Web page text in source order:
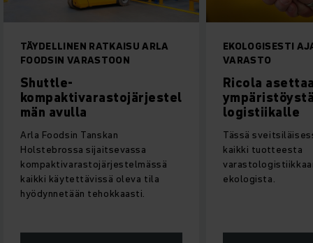
EKOLOGISESTI AJATELTU
VARASTO
Ricola asettaa mitat
ympäristöystävälliselle
logistiikalle
Tässä sveitsiläisessä yrityksessä
kaikki tuotteesta
varastologistiikkaan asti on
ekologista.
LISÄÄ TEHOA
Shuttle-
mä säästää
Minne
tonnia
Shuttle-